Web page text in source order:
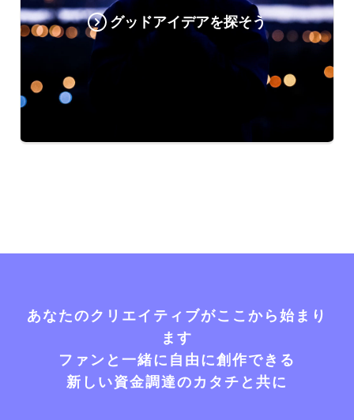
グッドアイデアを探そう
あなたのクリエイティブがここから始まり
ます
ファンと一緒に自由に創作できる
新しい資金調達のカタチと共に